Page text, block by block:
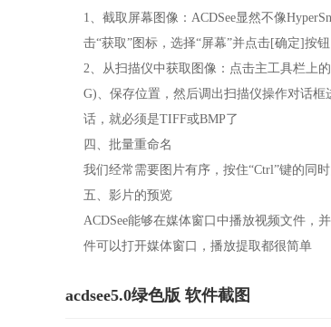
1、截取屏幕图像：ACDSee显然不像
击“获取”图标，选择“屏幕”并点击[确定]按
2、从扫描仪中获取图像：点击主工具栏上
G)、保存位置，然后调出扫描仪操作对话
话，就必须是TIFF或BMP了
四、批量重命名
我们经常需要图片有序，按住“Ctrl”键的同
五、影片的预览
ACDSee能够在媒体窗口中播放视频文件，
件可以打开媒体窗口，播放提取都很简单
acdsee5.0绿色版 软件截图